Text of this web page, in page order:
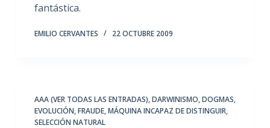
fantástica.
EMILIO CERVANTES 22 OCTUBRE 2009
AAA (VER TODAS LAS ENTRADAS),DARWINISMO,DOGMAS,
EVOLUCIÓN,FRAUDE,MÁQUINA INCAPAZ DE DISTINGUIR,
SELECCIÓN NATURAL